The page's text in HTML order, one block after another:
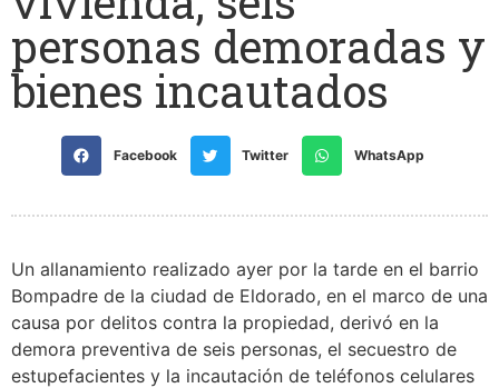
personas demoradas y
bienes incautados
Facebook Twitter WhatsApp
Un allanamiento realizado ayer por la tarde en el barrio
Bompadre de la ciudad de Eldorado, en el marco de una
causa por delitos contra la propiedad, derivó en la
demora preventiva de seis personas, el secuestro de
estupefacientes y la incautación de teléfonos celulares